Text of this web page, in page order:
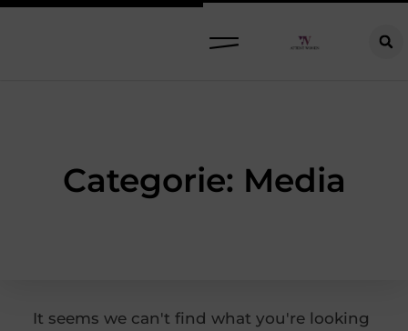
Categorie: Media
It seems we can't find what you're looking